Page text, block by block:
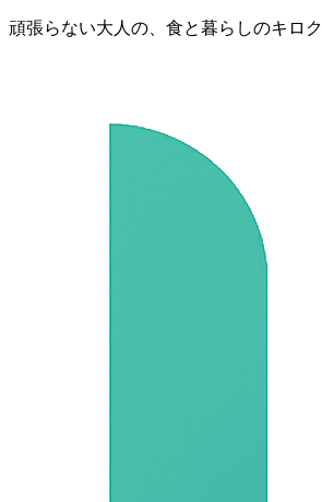
頑張らない大人の、食と暮らしのキロク